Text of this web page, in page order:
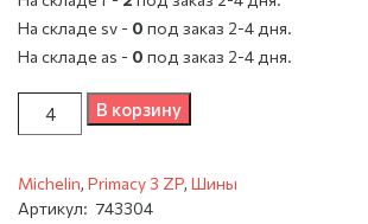
На складе sv - 0 под заказ 2-4 дня.
На складе as - 0 под заказ 2-4 дня.
КоличествоВ корзину
Michelin, Primacy 3 ZP, Шины
Артикул: 743304